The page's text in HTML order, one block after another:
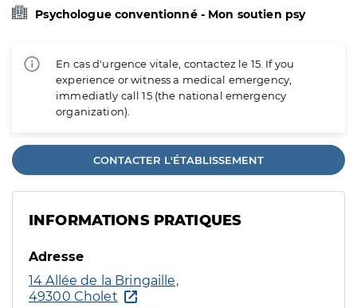
Psychologue conventionné - Mon soutien psy
En cas d'urgence vitale, contactez le 15. If you
experience or witness a medical emergency,
immediatly call 15 (the national emergency
organization).
CONTACTER L'ÉTABLISSEMENT
INFORMATIONS PRATIQUES
Adresse
14 Allée de la Bringaille,
49300 Cholet